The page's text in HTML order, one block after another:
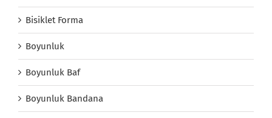
Bisiklet Forma
Boyunluk
Boyunluk Baf
Boyunluk Bandana